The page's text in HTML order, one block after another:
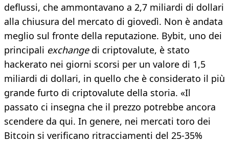
deflussi, che ammontavano a 2,7 miliardi di dollari
alla chiusura del mercato di giovedì. Non è andata
meglio sul fronte della reputazione. Bybit, uno dei
principali exchangedi criptovalute, è stato
hackerato nei giorni scorsi per un valore di 1,5
miliardi di dollari, in quello che è considerato il più
grande furto di criptovalute della storia. «Il
passato ci insegna che il prezzo potrebbe ancora
scendere da qui. In genere, nei mercati toro dei
Bitcoin si verificano ritracciamenti del 25-35%